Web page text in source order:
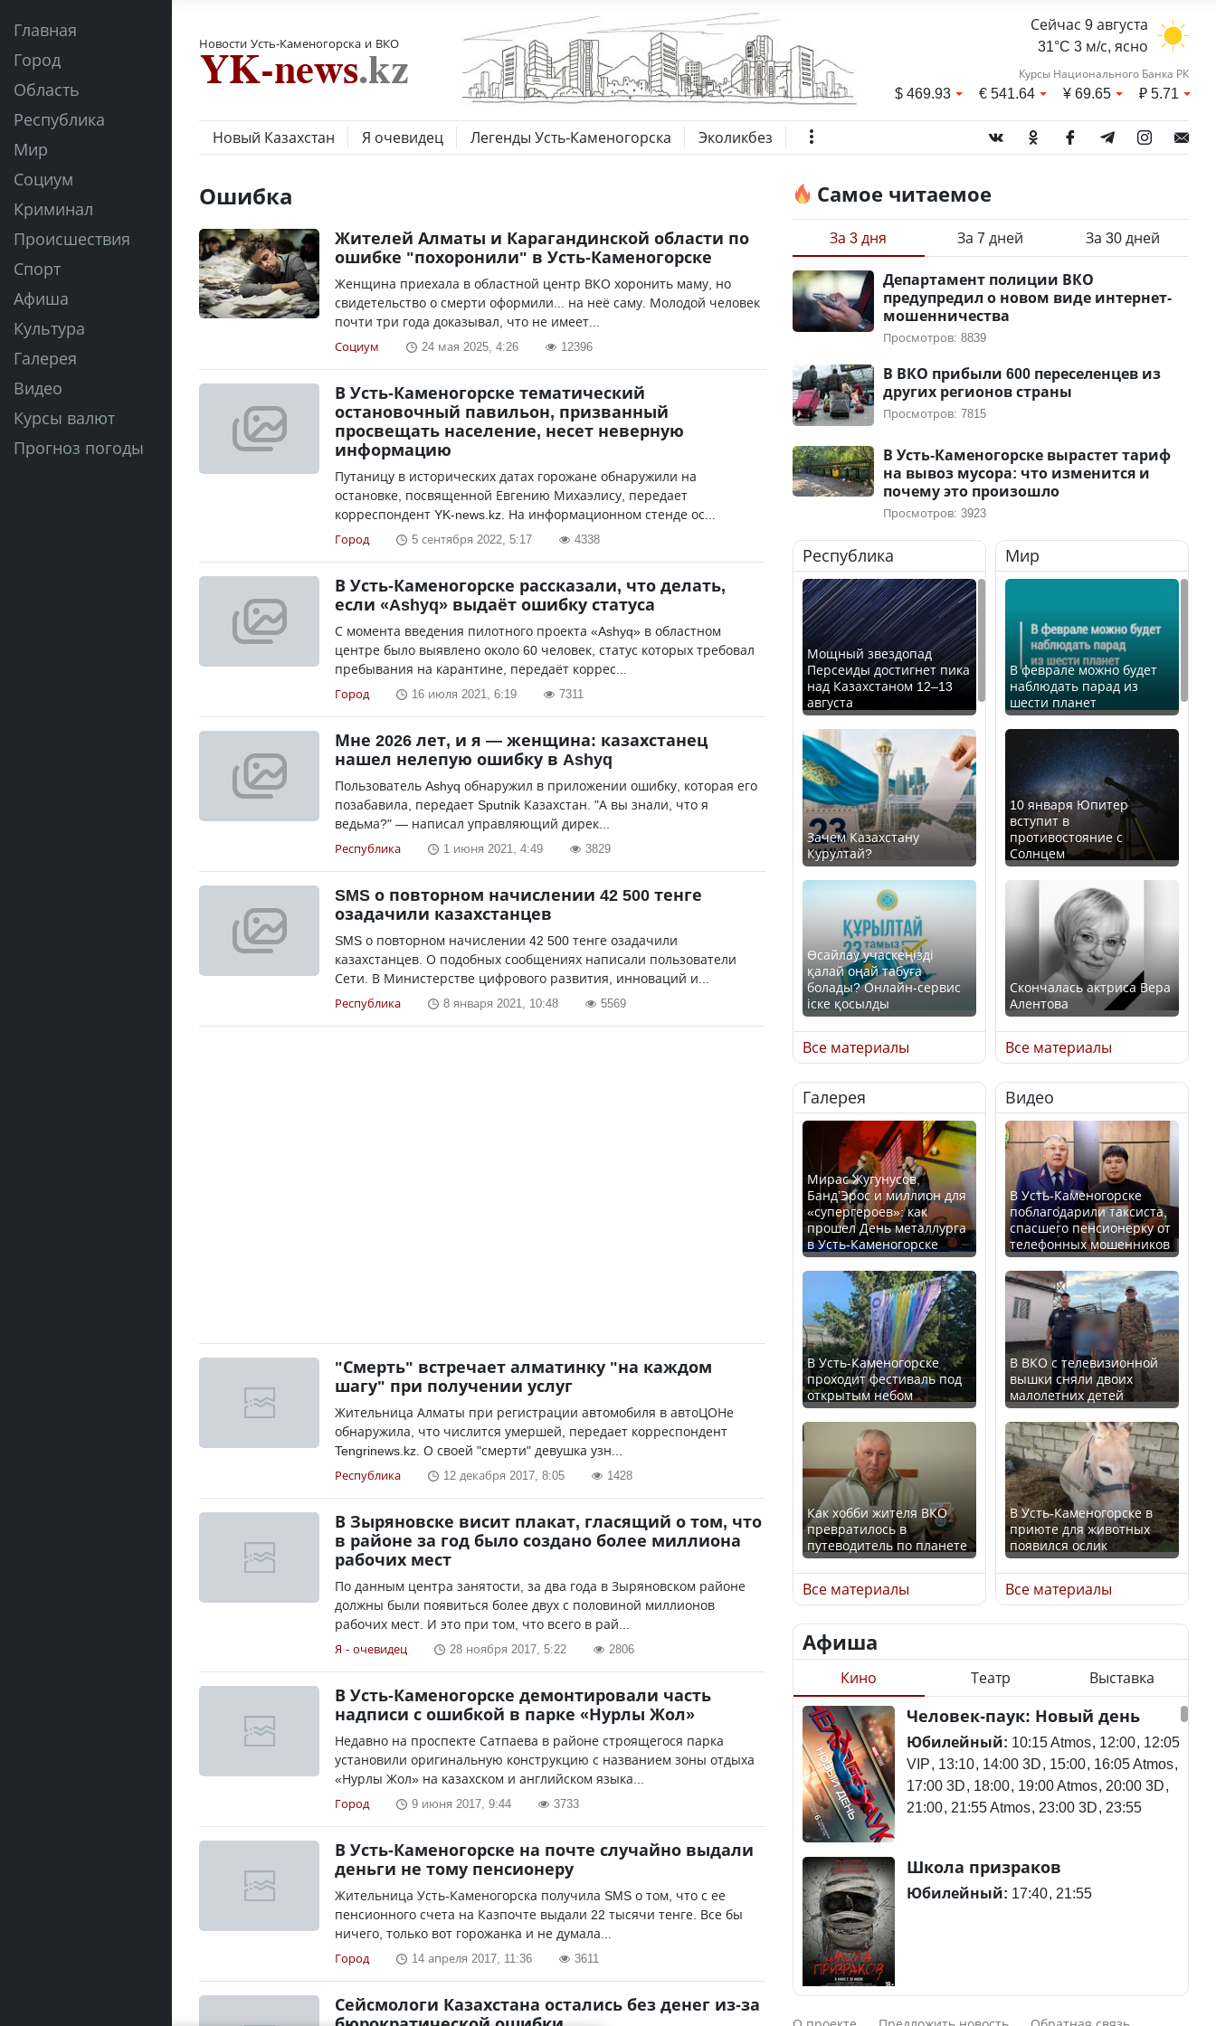
Главная
Город
Область
Республика
Мир
Социум
Криминал
Происшествия
Спорт
Афиша
Культура
Галерея
Видео
Курсы валют
Прогноз погоды
Новости Усть-Каменогорска и ВКО
Сейчас 9 августа
31°C 3 м/с, ясно
Курсы Национального Банка РК
$469.93 €541.64 ¥69.65 ₽5.71
Новый Казахстан Я очевидец Легенды Усть-Каменогорска Эколикбез
Ошибка
Жителей Алматы и Карагандинской области по
ошибке "похоронили" в Усть-Каменогорске
Женщина приехала в областной центр ВКО хоронить маму, но
свидетельство о смерти оформили... на неё саму. Молодой человек
почти три года доказывал, что не имеет...
Социум 24 мая 2025, 4:26 12396
В Усть-Каменогорске тематический
остановочный павильон, призванный
просвещать население, несет неверную
информацию
Путаницу в исторических датах горожане обнаружили на
остановке, посвященной Евгению Михаэлису, передает
корреспондент YK-news.kz. На информационном стенде ос...
Город 5 сентября 2022, 5:17 4338
В Усть-Каменогорске рассказали, что делать,
если «Ashyq» выдаёт ошибку статуса
С момента введения пилотного проекта «Ashyq» в областном
центре было выявлено около 60 человек, статус которых требовал
пребывания на карантине, передаёт коррес...
Город 16 июля 2021, 6:19 7311
Мне 2026 лет, и я — женщина: казахстанец
нашел нелепую ошибку в Ashyq
Пользователь Ashyq обнаружил в приложении ошибку, которая его
позабавила, передает Sputnik Казахстан. "А вы знали, что я
ведьма?" — написал управляющий дирек...
Республика 1 июня 2021, 4:49 3829
SMS о повторном начислении 42 500 тенге
озадачили казахстанцев
SMS о повторном начислении 42 500 тенге озадачили
казахстанцев. О подобных сообщениях написали пользователи
Сети. В Министерстве цифрового развития, инноваций и...
Республика 8 января 2021, 10:48 5569
"Смерть" встречает алматинку "на каждом
шагу" при получении услуг
Жительница Алматы при регистрации автомобиля в автоЦОНе
обнаружила, что числится умершей, передает корреспондент
Tengrinews.kz. О своей "смерти" девушка узн...
Республика 12 декабря 2017, 8:05 1428
В Зыряновске висит плакат, гласящий о том, что
в районе за год было создано более миллиона
рабочих мест
По данным центра занятости, за два года в Зыряновском районе
должны были появиться более двух с половиной миллионов
рабочих мест. И это при том, что всего в рай...
Я - очевидец 28 ноября 2017, 5:22 2806
В Усть-Каменогорске демонтировали часть
надписи с ошибкой в парке «Нурлы Жол»
Недавно на проспекте Сатпаева в районе строящегося парка
установили оригинальную конструкцию с названием зоны отдыха
«Нурлы Жол» на казахском и английском языка...
Город 9 июня 2017, 9:44 3733
В Усть-Каменогорске на почте случайно выдали
деньги не тому пенсионеру
Жительница Усть-Каменогорска получила SMS о том, что с ее
пенсионного счета на Казпочте выдали 22 тысячи тенге. Все бы
ничего, только вот горожанка и не думала...
Город 14 апреля 2017, 11:36 3611
Сейсмологи Казахстана остались без денег из-за
Самое читаемое
За 3 дня За 7 дней За 30 дней
Департамент полиции ВКО
предупредил о новом виде интернет-
мошенничества
Просмотров: 8839
В ВКО прибыли 600 переселенцев из
других регионов страны
Просмотров: 7815
В Усть-Каменогорске вырастет тариф
на вывоз мусора: что изменится и
почему это произошло
Просмотров: 3923
Республика
Мощный звездопад
Персеиды достигнет пика
над Казахстаном 12–13
августа
Зачем Казахстану
Курултай?
Өсайлау учаскеңізді
қалай оңай табуға
болады? Онлайн-сервис
іске қосылды
Как легко найти свой
участок для голосования?
Минтруда назвало
отрасли с самыми
высокими зарплатными
предложениями
Искусственный интеллект
официально включили в
школьную программу
Казахстана
В Казахстане стало
проще получить
направления на
медицинские
обследования
Қазақстан Орталық Азия
елдері арасында әл-ауқат
индексінде көш бастады
Казахстан возглавил
рейтинг благополучия
среди стран Центральной
Азии
Все материалы
Мир
В феврале можно будет
наблюдать парад из
шести планет
10 января Юпитер
вступит в
противостояние с
Солнцем
Скончалась актриса Вера
Алентова
В РФ вынесен заочный
приговор по уголовному
делу об убийстве Игоря
Талькова
В России введены
дополнительные
ограничения для
казахстанских прав
Трамп официально
вступил в должность
президента США
Луну признали объектом
культурного наследия,
находящегося под
угрозой исчезновения
Станет ли
метапневмовирус
эпидемией, рассказали в
ВОЗ
потерпел крушение в
Южной Корее, погибли
120 человек
Все материалы
Галерея
Мирас Жугунусов,
Банд’Эрос и миллион для
«супергероев»: как
прошел День металлурга
в Усть-Каменогорске
В Усть-Каменогорске
проходит фестиваль под
открытым небом
Как хобби жителя ВКО
превратилось в
путеводитель по планете
Все материалы
Видео
В Усть-Каменогорске
поблагодарили таксиста,
спасшего пенсионерку от
телефонных мошенников
В ВКО с телевизионной
вышки сняли двоих
малолетних детей
В Усть-Каменогорске в
приюте для животных
появился ослик
Все материалы
Афиша
Кино Театр Выставка
Человек-паук: Новый день
Юбилейный: 10:15 Atmos 12:00 12:05
VIP 13:10 14:00 3D 15:00 16:05 Atmos
17:00 3D 18:00 19:00 Atmos 20:00 3D
21:00 21:55 Atmos 23:00 3D 23:55
Школа призраков
Юбилейный: 17:40 21:55
Смешарики сквозь вселенные